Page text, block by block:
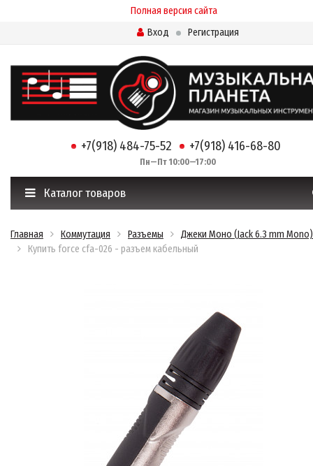
Полная версия сайта
Вход
Регистрация
+7(918) 484-75-52 +7(918) 416-68-80
Пн—Пт 10:00—17:00
Каталог товаров
Главная Коммутация Разъемы
Джеки Моно (Jack 6.3 mm Mono)
Купить force cfa-026 - разъем кабельный